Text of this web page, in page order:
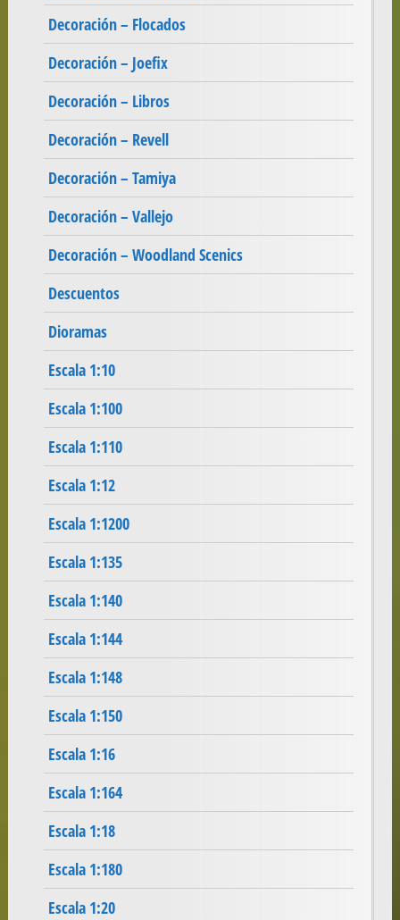
Decoración – Flocados
Decoración – Joefix
Decoración – Libros
Decoración – Revell
Decoración – Tamiya
Decoración – Vallejo
Decoración – Woodland Scenics
Descuentos
Dioramas
Escala 1:10
Escala 1:100
Escala 1:110
Escala 1:12
Escala 1:1200
Escala 1:135
Escala 1:140
Escala 1:144
Escala 1:148
Escala 1:150
Escala 1:16
Escala 1:164
Escala 1:18
Escala 1:180
Escala 1:20